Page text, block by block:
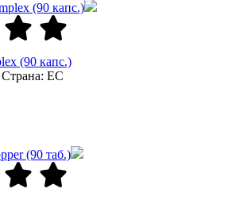
(90 капс.)
Страна: ЕС